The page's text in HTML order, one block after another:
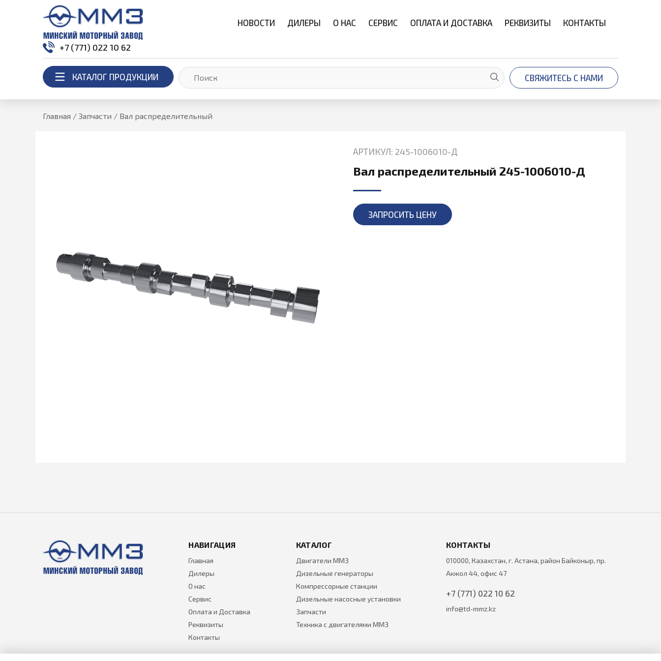
НОВОСТИ ДИЛЕРЫ О НАС СЕРВИС ОПЛАТА И ДОСТАВКА РЕКВИЗИТЫ КОНТАКТЫ
+7 (771) 022 10 62
КАТАЛОГ ПРОДУКЦИИ СВЯЖИТЕСЬ С НАМИ
Главная / Запчасти / Вал распределительный
АРТИКУЛ: 245-1006010-Д
Вал распределительный 245-1006010-Д
ЗАПРОСИТЬ ЦЕНУ
НАВИГАЦИЯ
Главная
Дилеры
О нас
Сервис
Оплата и Доставка
Реквизиты
Контакты
КАТАЛОГ
Двигатели ММЗ
Дизельные генераторы
Компрессорные станции
Дизельные насосные установки
Запчасти
Техника с двигателями ММЗ
КОНТАКТЫ
010000, Казахстан, г. Астана, район Байконыр, пр.
Акжол 44, офис 47
+7 (771) 022 10 62
info@td-mmz.kz